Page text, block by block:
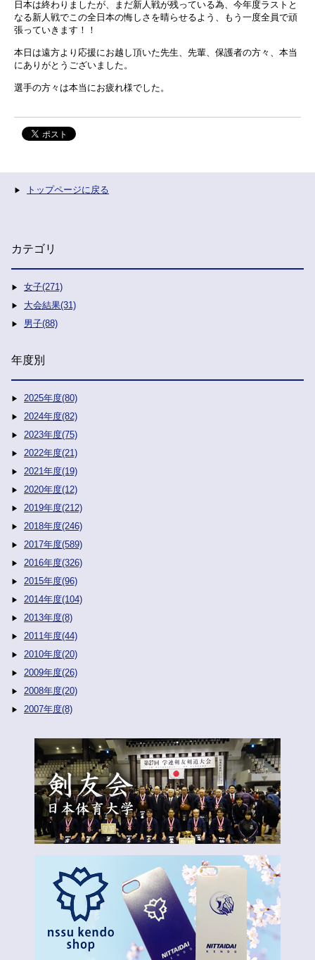
日本は終わりましたが、まだ新人戦が残っている為、今年度ラストと
なる新人戦でこの全日本の悔しさを晴らせるよう、もう一度全員で頑
張っていきます！！
本日は遠方より応援にお越し頂いた先生、先輩、保護者の方々、本当
にありがとうございました。
選手の方々は本当にお疲れ様でした。
トップページに戻る
カテゴリ
女子(271)
大会結果(31)
男子(88)
年度別
2025年度(80)
2024年度(82)
2023年度(75)
2022年度(21)
2021年度(19)
2020年度(12)
2019年度(212)
2018年度(246)
2017年度(589)
2016年度(326)
2015年度(96)
2014年度(104)
2013年度(8)
2011年度(44)
2010年度(20)
2009年度(26)
2008年度(20)
2007年度(8)